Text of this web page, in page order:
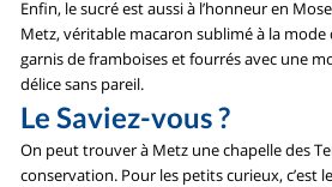
Enfin, le sucré est aussi à l’honneur en
Metz, véritable macaron sublimé à la mode
garnis de framboises et fourrés avec une
délice sans pareil.
Le Saviez-vous ?
On peut trouver à Metz une chapelle des
conservation. Pour les petits curieux, c’est